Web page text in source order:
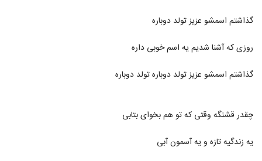
آهنگ محمدرضا رسول زاده بنام ای کاش میشد
۴۰۹ بازدید
1020
۳۳۵ بازدید
موزیک زیبای من و تو از محمد رازدار
۳۶۴ بازدید
گذاشتم اسمشو عزیز تولد دوباره
روزی که آشنا شدیم یه اسم خوبی داره
گذاشتم اسمشو عزیز تولد دوباره تولد دوباره
چقدر قشنگه وقتی که تو هم بخوای بتابی
یه زندگیه تازه و یه آسمون آبی